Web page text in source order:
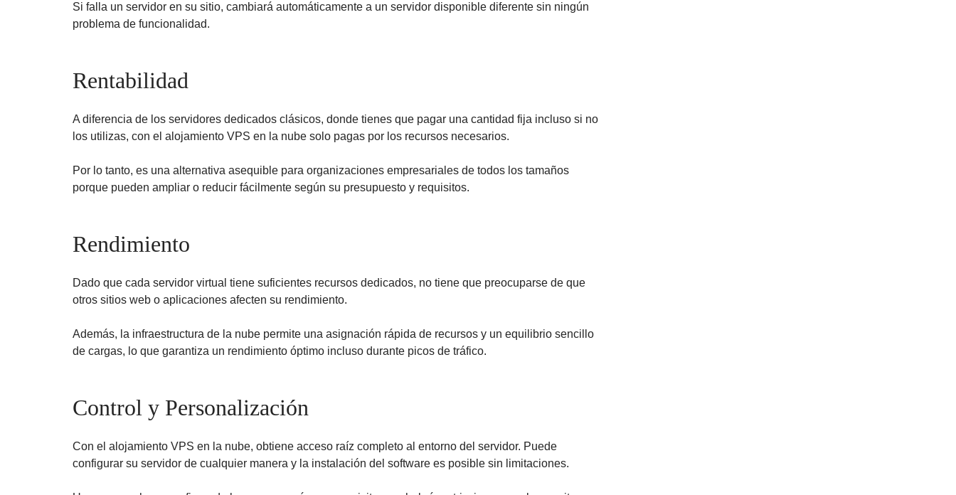
Si falla un servidor en su sitio, cambiará automáticamente a un servidor disponible diferente sin ningún
problema de funcionalidad.
Rentabilidad
A diferencia de los servidores dedicados clásicos, donde tienes que pagar una cantidad fija incluso si no
los utilizas, con el alojamiento VPS en la nube solo pagas por los recursos necesarios.
Por lo tanto, es una alternativa asequible para organizaciones empresariales de todos los tamaños
porque pueden ampliar o reducir fácilmente según su presupuesto y requisitos.
Rendimiento
Dado que cada servidor virtual tiene suficientes recursos dedicados, no tiene que preocuparse de que
otros sitios web o aplicaciones afecten su rendimiento.
Además, la infraestructura de la nube permite una asignación rápida de recursos y un equilibrio sencillo
de cargas, lo que garantiza un rendimiento óptimo incluso durante picos de tráfico.
Control y Personalización
Con el alojamiento VPS en la nube, obtiene acceso raíz completo al entorno del servidor. Puede
configurar su servidor de cualquier manera y la instalación del software es posible sin limitaciones.